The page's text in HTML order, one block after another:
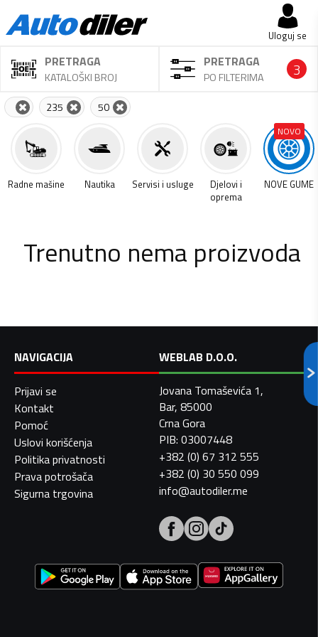
Uloguj se
PRETRAGA
KATALOŠKI BROJ
PRETRAGA
PO FILTERIMA 3
235 50
Radne mašine Nautika Servisi i usluge
Djelovi i
oprema
NOVO
NOVE GUME
Trenutno nema proizvoda
NAVIGACIJA
Prijavi se
Kontakt
Pomoć
Uslovi korišćenja
Politika privatnosti
Prava potrošača
Sigurna trgovina
WEBLAB D.O.O.
Jovana Tomaševića 1,
Bar, 85000
Crna Gora
PIB: 03007448
+382 (0) 67 312 555
+382 (0) 30 550 099
info@autodiler.me